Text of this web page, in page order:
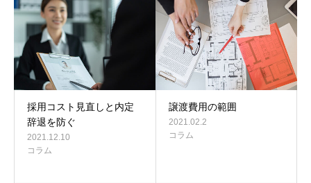
採用コスト見直しと内定
辞退を防ぐ
2021.12.10
コラム
譲渡費用の範囲
2021.02.2
コラム